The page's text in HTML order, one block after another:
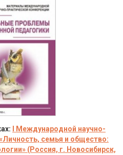
I Международной научно-
семья и общество:
(Россия, г. Новосибирск,